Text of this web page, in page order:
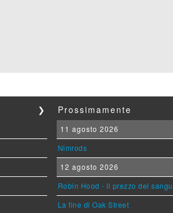
❯ Prossimamente
11 agosto 2026
Nimrods
12 agosto 2026
Robin Hood - Il prezzo del
La fine di Oak Street